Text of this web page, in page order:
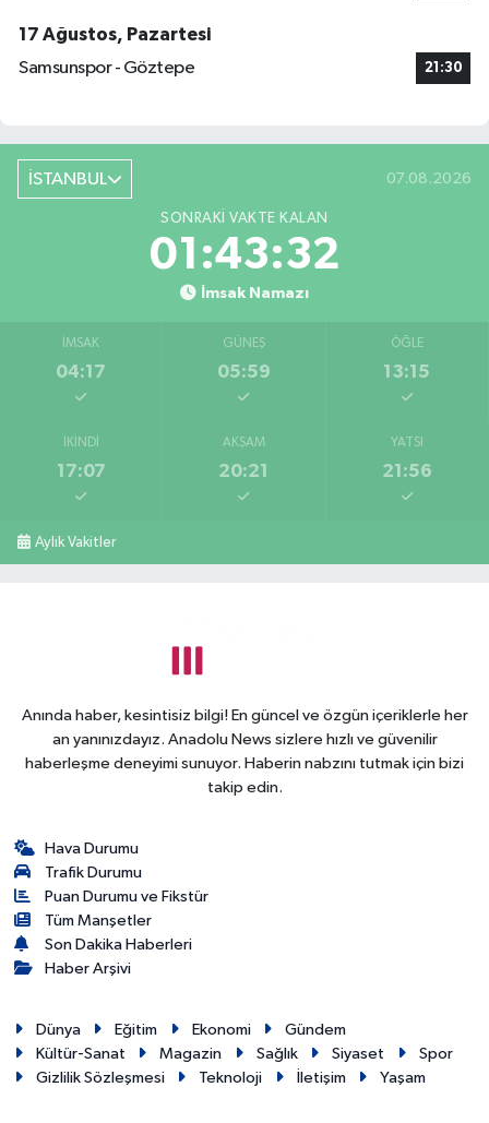
17 Ağustos, Pazartesi
Samsunspor - Göztepe
21:30
İSTANBUL 07.08.2026
SONRAKI VAKTE KALAN
01:43:31
İmsak Namazı
İMSAK
04:17
GÜNEŞ
05:59
ÖĞLE
13:15
İKINDI
17:07
AKŞAM
20:21
YATSI
21:56
Aylık Vakitler
Anında haber, kesintisiz bilgi! En güncel ve özgün içeriklerle her
an yanınızdayız. Anadolu News sizlere hızlı ve güvenilir
haberleşme deneyimi sunuyor. Haberin nabzını tutmak için bizi
takip edin.
Hava Durumu
Trafik Durumu
Puan Durumu ve Fikstür
Tüm Manşetler
Son Dakika Haberleri
Haber Arşivi
Dünya Eğitim Ekonomi
Gündem
Kültür-Sanat
Magazin Sağlık Siyaset
Spor
Gizlilik Sözleşmesi
Teknoloji İletişim Yaşam